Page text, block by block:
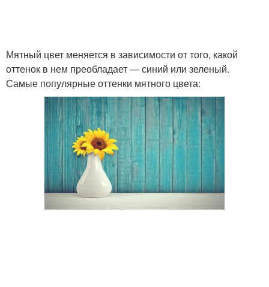
Мятный цвет меняется в зависимости от того, какой
оттенок в нем преобладает — синий или зеленый.
Самые популярные оттенки мятного цвета: